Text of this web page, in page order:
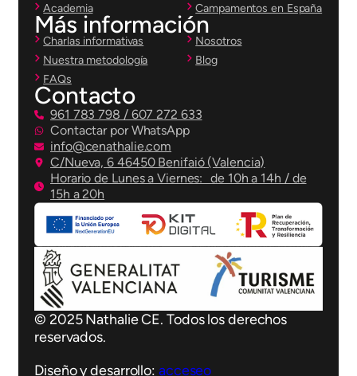
Academia Campamentos en España
Más información
Charlas informativas
Nosotros
Nuestra metodología
Blog
FAQs
Contacto
961 783 798 / 607 272 633
Contactar por WhatsApp
info@cenathalie.com
C/Nueva, 6 46450 Benifaió (Valencia)
Horario de Lunes a Viernes: de 10h a 14h / de
15h a 20h
© 2025 Nathalie CE. Todos los derechos
reservados.
Diseño y desarrollo: acceseo